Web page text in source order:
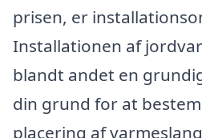
prisen, er
Installationen af
blandt andet en
din grund for at
placering af